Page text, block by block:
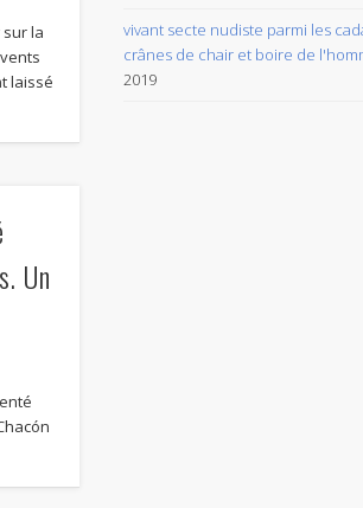
la
laissé
Un
vivant secte nudiste parmi les
crânes de chair et boire de
2019